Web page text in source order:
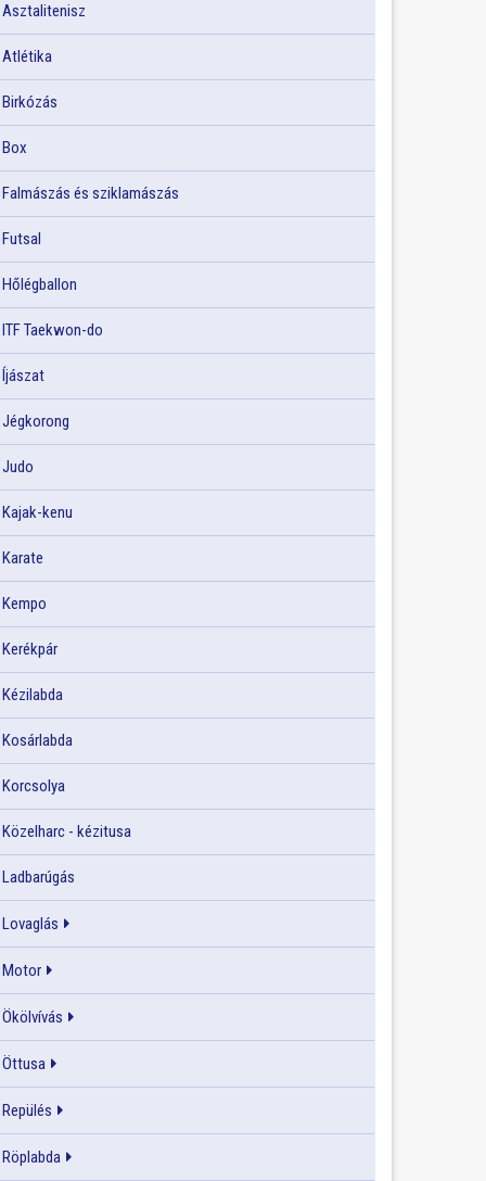
Asztalitenisz
Atlétika
Birkózás
Box
Falmászás és sziklamászás
Futsal
Hőlégballon
ITF Taekwon-do
Íjászat
Jégkorong
Judo
Kajak-kenu
Karate
Kempo
Kerékpár
Kézilabda
Kosárlabda
Korcsolya
Közelharc - kézitusa
Ladbarúgás
Lovaglás
Motor
Ökölvívás
Öttusa
Repülés
Röplabda